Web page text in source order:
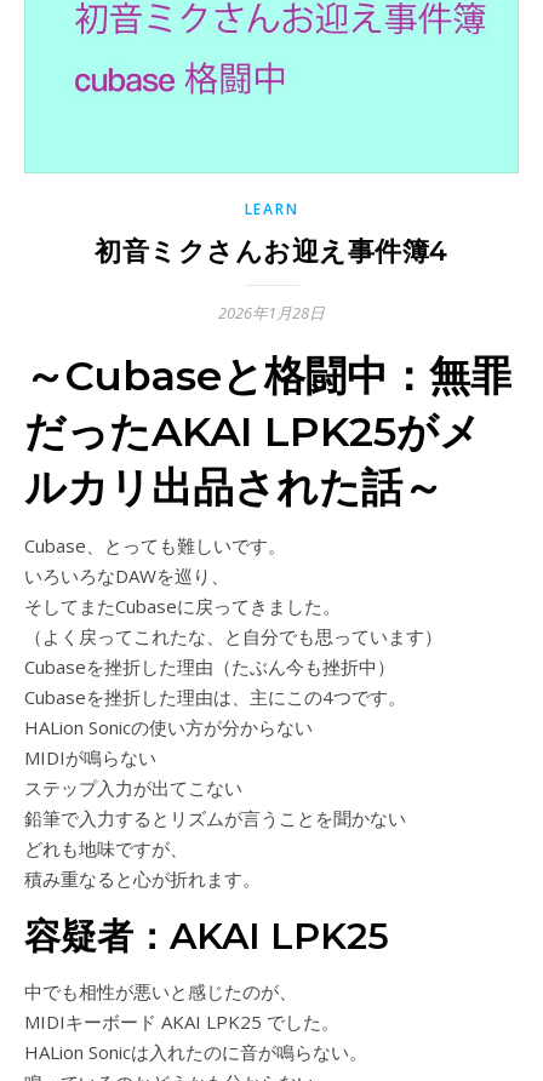
LEARN
初音ミクさんお迎え事件簿4
2026年1月28日
～Cubaseと格闘中：無罪
だったAKAI LPK25がメ
ルカリ出品された話～
Cubase、とっても難しいです。
いろいろなDAWを巡り、
そしてまたCubaseに戻ってきました。
（よく戻ってこれたな、と自分でも思っています）
Cubaseを挫折した理由（たぶん今も挫折中）
Cubaseを挫折した理由は、主にこの4つです。
HALion Sonicの使い方が分からない
MIDIが鳴らない
ステップ入力が出てこない
鉛筆で入力するとリズムが言うことを聞かない
どれも地味ですが、
積み重なると心が折れます。
容疑者：AKAI LPK25
中でも相性が悪いと感じたのが、
MIDIキーボード AKAI LPK25 でした。
HALion Sonicは入れたのに音が鳴らない。